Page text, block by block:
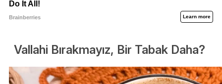
Vallahi Bırakmayız, Bir Tabak Daha?